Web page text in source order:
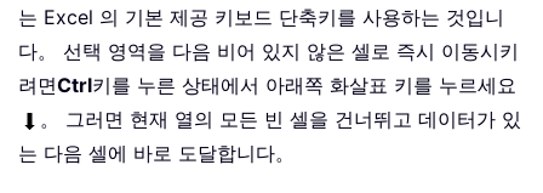
는 Excel 의 기본 제공 키보드 단축키를 사용하는 것입니
다。 선택 영역을 다음 비어 있지 않은 셀로 즉시 이동시키
려면Ctrl키를 누른 상태에서 아래쪽 화살표 키를 누르세요
。 그러면 현재 열의 모든 빈 셀을 건너뛰고 데이터가 있
는 다음 셀에 바로 도달합니다。